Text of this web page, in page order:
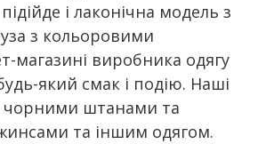
і лаконічна модель з
з кольоровими
магазині виробника одягу
який смак і подію. Наші
чорними штанами та
та іншим одягом.